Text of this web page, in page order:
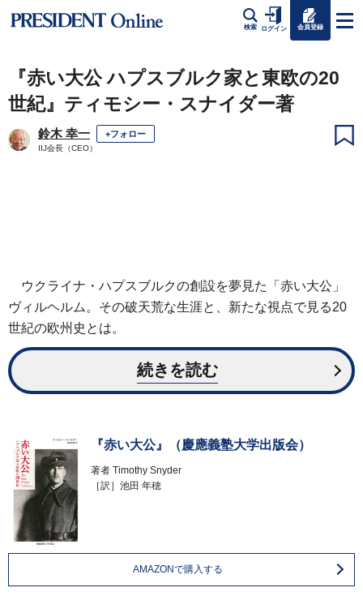
検索 ログイン 会員登録
『赤い大公 ハプスブルク家と東欧の20
世紀』ティモシー・スナイダー著
鈴木 幸一 +フォロー
IIJ会長（CEO）
ウクライナ・ハプスブルクの創設を夢見た「赤い大公」
ヴィルヘルム。その破天荒な生涯と、新たな視点で見る20
世紀の欧州史とは。
続きを読む
『赤い大公』（慶應義塾大学出版会）
著者 Timothy Snyder
［訳］池田 年穂
AMAZONで購入する